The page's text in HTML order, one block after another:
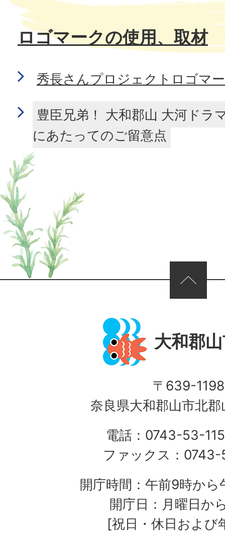
ロゴマークの使用、取材
秀長さんプロジェクトロゴマ
豊臣兄弟！ 大和郡山 大河ドラ
にあたってのご留意点
ページの先頭へ
大和郡
〒639-1198
奈良県大和郡山市北
電話：0743-53-
ファックス：
開庁時間：午前9時か
開庁日：月曜日か
[祝日・休日および